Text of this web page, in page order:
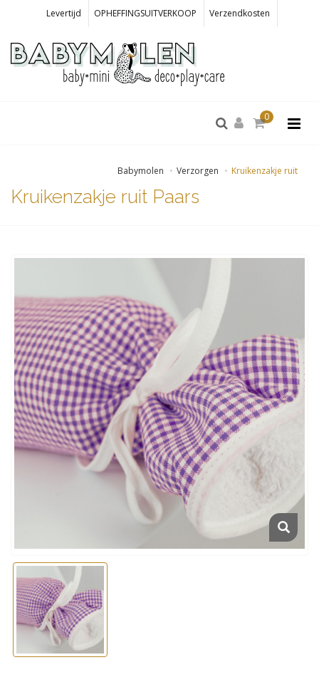
Levertijd OPHEFFINGSUITVERKOOP Verzendkosten
0
Babymolen Verzorgen Kruikenzakje ruit
Kruikenzakje ruit Paars